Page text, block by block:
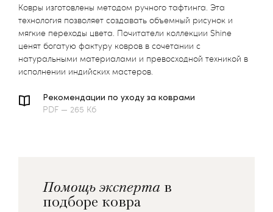
Ковры изготовлены методом ручного тафтинга. Эта
технология позволяет создавать объемный рисунок и
мягкие переходы цвета. Почитатели коллекции Shine
ценят богатую фактуру ковров в сочетании с
натуральными материалами и превосходной техникой в
исполнении индийских мастеров.
Рекомендации по уходу за коврами
PDF — 265 Кб
Помощь эксперта в
подборе ковра